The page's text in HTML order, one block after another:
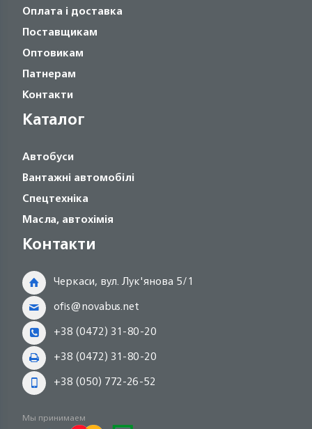
Оплата і доставка
Поставщикам
Оптовикам
Патнерам
Контакти
Каталог
Автобуси
Вантажні автомобілі
Спецтехніка
Масла, автохімія
Контакти
Черкаси, вул. Лук'янова 5/1
ofis@novabus.net
+38 (0472) 31-80-20
+38 (0472) 31-80-20
+38 (050) 772-26-52
Мы принимаем